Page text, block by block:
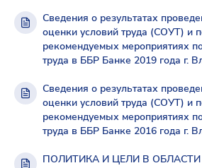
Сведения о результатах
оценки условий труда (СОУТ) и
рекомендуемых мероприятиях
труда в ББР Банке 2019 года г.
Сведения о результатах
оценки условий труда (СОУТ) и
рекомендуемых мероприятиях
труда в ББР Банке 2016 года г.
ПОЛИТИКА И ЦЕЛИ В